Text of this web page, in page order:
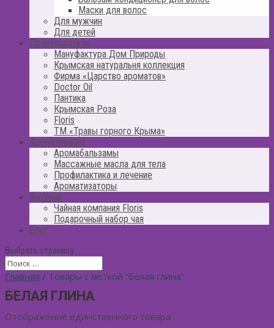
Маски для волос
Для мужчин
Для детей
Производители
Мануфактура Дом Природы
Крымская натуральня коллекция
Фирма «Царство ароматов»
Doctor Oil
Пантика
Крымская Роза
Floris
ТМ «Травы горного Крыма»
Ароматерапия
Аромабальзамы
Массажные масла для тела
Профилактика и лечение
Ароматизаторы
Фиточай
Чайная компания Floris
Подарочный набор чая
Блог
Выбрать страницу
Главная / Товары с меткой “белая глина”
БЕЛАЯ ГЛИНА
Отображение единственного товара